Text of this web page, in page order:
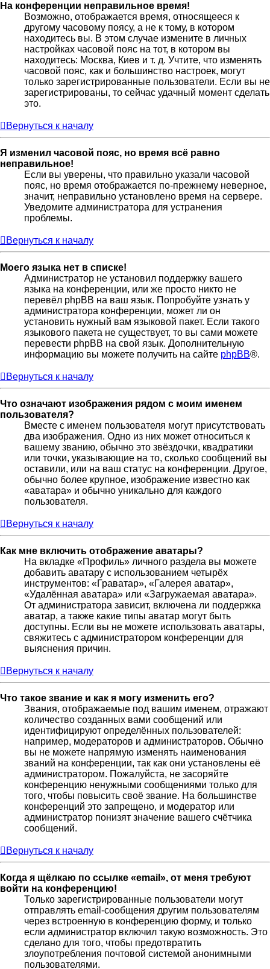
На конференции неправильное время!
Возможно, отображается время, относящееся к
другому часовому поясу, а не к тому, в котором
находитесь вы. В этом случае измените в личных
настройках часовой пояс на тот, в котором вы
находитесь: Москва, Киев и т. д. Учтите, что изменять
часовой пояс, как и большинство настроек, могут
только зарегистрированные пользователи. Если вы не
зарегистрированы, то сейчас удачный момент сделать
это.
Вернуться к началу
Я изменил часовой пояс, но время всё равно
неправильное!
Если вы уверены, что правильно указали часовой
пояс, но время отображается по-прежнему неверное,
значит, неправильно установлено время на сервере.
Уведомите администратора для устранения
проблемы.
Вернуться к началу
Моего языка нет в списке!
Администратор не установил поддержку вашего
языка на конференции, или же просто никто не
перевёл phpBB на ваш язык. Попробуйте узнать у
администратора конференции, может ли он
установить нужный вам языковой пакет. Если такого
языкового пакета не существует, то вы сами можете
перевести phpBB на свой язык. Дополнительную
информацию вы можете получить на сайте phpBB®.
Вернуться к началу
Что означают изображения рядом с моим именем
пользователя?
Вместе с именем пользователя могут присутствовать
два изображения. Одно из них может относиться к
вашему званию, обычно это звёздочки, квадратики
или точки, указывающие на то, сколько сообщений вы
оставили, или на ваш статус на конференции. Другое,
обычно более крупное, изображение известно как
«аватара» и обычно уникально для каждого
пользователя.
Вернуться к началу
Как мне включить отображение аватары?
На вкладке «Профиль» личного раздела вы можете
добавить аватару с использованием четырёх
инструментов: «Граватар», «Галерея аватар»,
«Удалённая аватара» или «Загружаемая аватара».
От администратора зависит, включена ли поддержка
аватар, а также какие типы аватар могут быть
доступны. Если вы не можете использовать аватары,
свяжитесь с администратором конференции для
выяснения причин.
Вернуться к началу
Что такое звание и как я могу изменить его?
Звания, отображаемые под вашим именем, отражают
количество созданных вами сообщений или
идентифицируют определённых пользователей:
например, модераторов и администраторов. Обычно
вы не можете напрямую изменять наименования
званий на конференции, так как они установлены её
администратором. Пожалуйста, не засоряйте
конференцию ненужными сообщениями только для
того, чтобы повысить своё звание. На большинстве
конференций это запрещено, и модератор или
администратор понизят значение вашего счётчика
сообщений.
Вернуться к началу
Когда я щёлкаю по ссылке «email», от меня требуют
войти на конференцию!
Только зарегистрированные пользователи могут
отправлять email-сообщения другим пользователям
через встроенную в конференцию форму, и только
если администратор включил такую возможность. Это
сделано для того, чтобы предотвратить
злоупотребления почтовой системой анонимными
пользователями.